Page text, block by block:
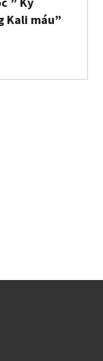
Kali máu”